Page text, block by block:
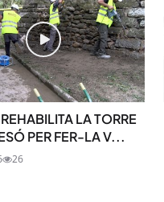
LA TORRE
PER FER-LA V...
26